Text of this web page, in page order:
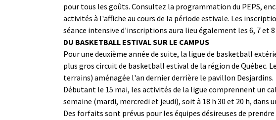
pour tous les goûts. Consultez la programmation du PEPS,
activités à l'affiche au cours de la période estivale. Les
séance intensive d'inscriptions aura lieu également les 6, 7 et 8
DU BASKETBALL ESTIVAL SUR LE CAMPUS
Pour une deuxième année de suite, la ligue de basketball
plus gros circuit de basketball estival de la région de
terrains) aménagée l'an dernier derrière le pavillon Desjardins.
Débutant le 15 mai, les activités de la ligue comprennent un
semaine (mardi, mercredi et jeudi), soit à 18 h 30 et 20 h,
Des forfaits sont prévus pour les équipes désireuses de